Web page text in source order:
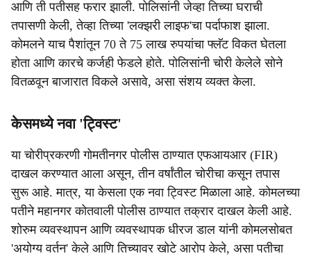
आणि ती पतीसह फरार झाली. पोलिसांनी जेव्हा तिच्या घराची
तपासणी केली, तेव्हा तिच्या 'लक्झरी लाइफ'चा पर्दाफाश झाला.
कोमलने याच पैशांतून 70 ते 75 लाख रुपयांचा फ्लॅट विकत घेतला
होता आणि कारचे कर्जही फेडले होते. पोलिसांनी चोरी केलेले सोने
वितळवून बाजारात विकले असावे, असा संशय व्यक्त केला.
केसमध्ये नवा 'ट्विस्ट'
या चोरीप्रकरणी गोमतीनगर पोलीस ठाण्यात एफआयआर (FIR)
दाखल करण्यात आला असून, तीन वर्षांतील चोरीचा कसून तपास
सुरू आहे. मात्र, या केसला एक नवा ट्विस्ट मिळाला आहे. कोमलच्या
पतीने महानगर कोतवाली पोलीस ठाण्यात तक्रार दाखल केली आहे.
शोरुम व्यवस्थापन आणि व्यवस्थापक धीरज डाल यांनी कोमलसोबत
'अयोग्य वर्तन' केले आणि तिच्यावर खोटे आरोप केले, असा पतीचा